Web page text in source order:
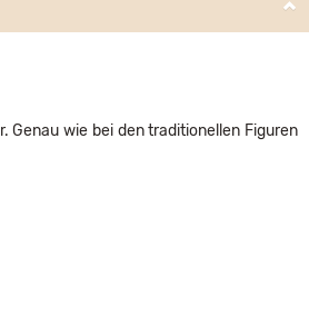
Genau wie bei den traditionellen Figuren